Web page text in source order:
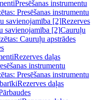
Presēšanas instrumentu
Presēšanas instrumentu
savienojamība [2]Rezerves
savienojamība [2]Cauruļu
Cauruļu apstrādes
Rezerves daļas
instrumentu
Presēšanas instrumentu
Rezerves daļas